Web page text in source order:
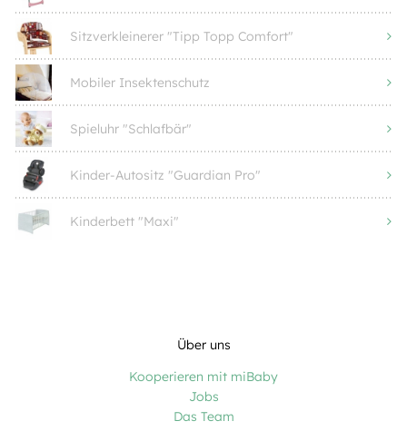
Sitzverkleinerer "Tipp Topp Comfort"
Mobiler Insektenschutz
Spieluhr "Schlafbär"
Kinder-Autositz "Guardian Pro"
Kinderbett "Maxi"
Über uns
Kooperieren mit miBaby
Jobs
Das Team